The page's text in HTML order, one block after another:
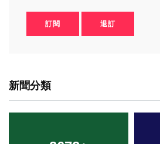
訂閱 退訂
新聞分類